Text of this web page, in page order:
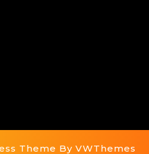
Theme By VWThemes